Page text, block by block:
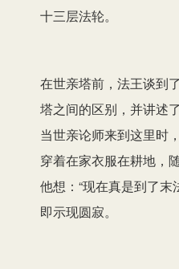
十三层法轮。
在世亲塔前，法王谈到
塔之间的区别，并讲述
当世亲论师来到这里时
穿着在家衣服在耕地，
他想：“现在真是到了末
即示现圆寂。